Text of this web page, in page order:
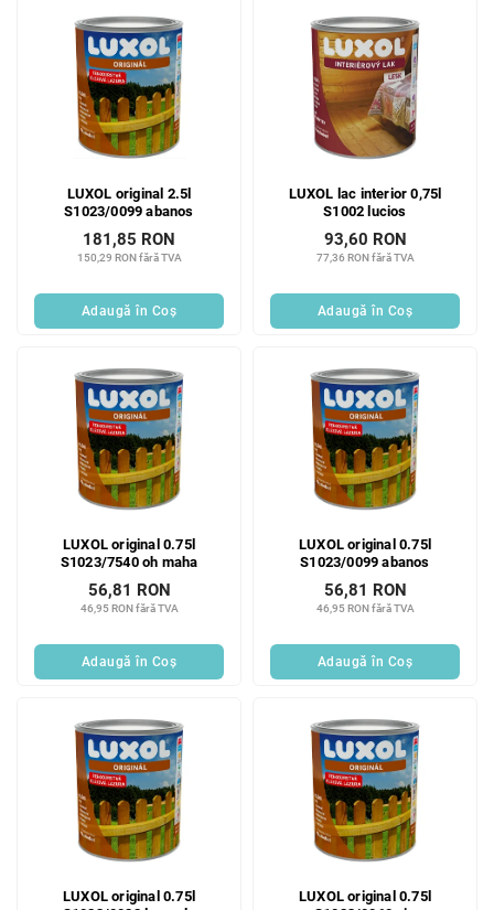
LUXOL original 2.5l
S1023/0099 abanos
150,29 RON fără TVA
181,85 RON
Adaugă în Coş
LUXOL lac interior 0,75l
S1002 lucios
77,36 RON fără TVA
93,60 RON
Adaugă în Coş
LUXOL original 0.75l
S1023/7540 oh maha
46,95 RON fără TVA
56,81 RON
Adaugă în Coş
LUXOL original 0.75l
S1023/0099 abanos
46,95 RON fără TVA
56,81 RON
Adaugă în Coş
LUXOL original 0.75l
LUXOL original 0.75l